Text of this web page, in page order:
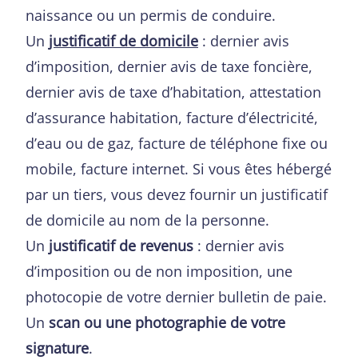
naissance ou un permis de conduire.
Un justificatif de domicile : dernier avis
d’imposition, dernier avis de taxe foncière,
dernier avis de taxe d’habitation, attestation
d’assurance habitation, facture d’électricité,
d’eau ou de gaz, facture de téléphone fixe ou
mobile, facture internet. Si vous êtes hébergé
par un tiers, vous devez fournir un justificatif
de domicile au nom de la personne.
Un justificatif de revenus : dernier avis
d’imposition ou de non imposition, une
photocopie de votre dernier bulletin de paie.
Un scan ou une photographie de votre
signature.